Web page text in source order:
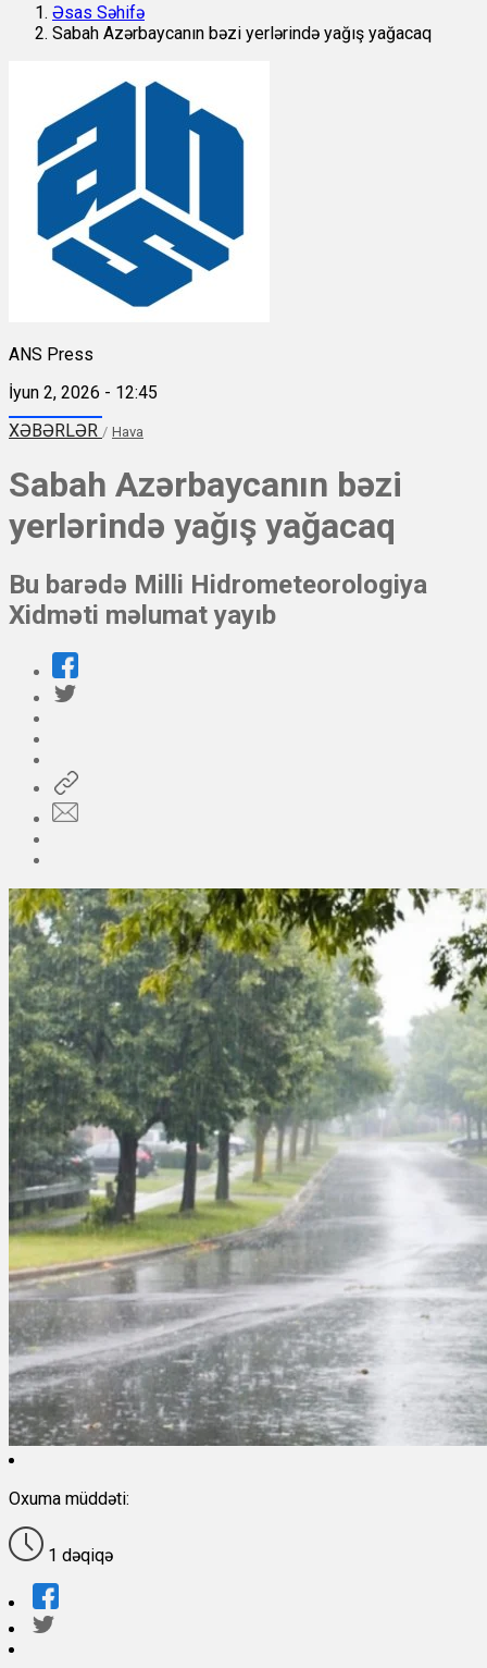
Əsas Səhifə
Sabah Azərbaycanın bəzi yerlərində yağış yağacaq
ANS Press
İyun 2, 2026 - 12:45
XƏBƏRLƏR / Hava
Sabah Azərbaycanın bəzi
yerlərində yağış yağacaq
Bu barədə Milli Hidrometeorologiya
Xidməti məlumat yayıb
Oxuma müddəti:
1 dəqiqə